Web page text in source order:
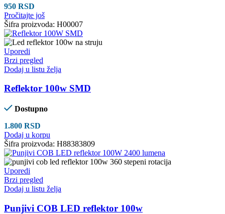
950 RSD
Pročitajte još
Šifra proizvoda: H00007
Uporedi
Brzi pregled
Dodaj u listu želja
Reflektor 100w SMD
Dostupno
1.800 RSD
Dodaj u korpu
Šifra proizvoda: H88383809
Uporedi
Brzi pregled
Dodaj u listu želja
Punjivi COB LED reflektor 100w